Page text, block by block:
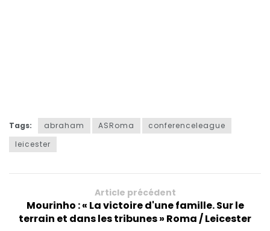
Tags: abraham ASRoma
conferenceleague
leicester
Article précédent
Mourinho : « La victoire d'une famille. Sur le
terrain et dans les tribunes » Roma / Leicester